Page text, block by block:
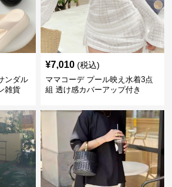
ンダル
雑貨
¥7,010 (税込)
ママコーデ プール映え水着3点
組 透け感カバーアップ付き